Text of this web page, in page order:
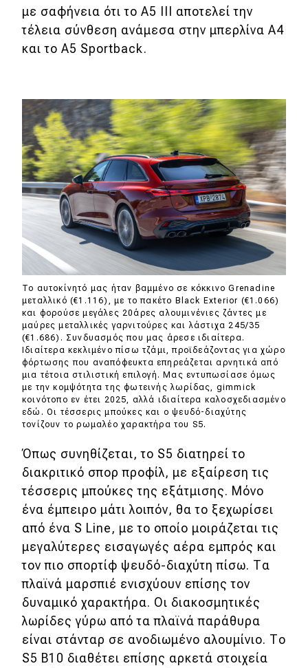
με σαφήνεια ότι το A5 III αποτελεί την
τέλεια σύνθεση ανάμεσα στην μπερλίνα A4
και το A5 Sportback.
To αυτοκίνητό μας ήταν βαμμένο σε κόκκινο Grenadine
μεταλλικό (€1.116), με το πακέτο Black Exterior (€1.066)
και φορούσε μεγάλες 20άρες αλουμινένιες ζάντες με
μαύρες μεταλλικές γαρνιτούρες και λάστιχα 245/35
(€1.686). Συνδυασμός που μας άρεσε ιδιαίτερα.
Ιδιαίτερα κεκλιμένο πίσω τζάμι, προϊδεάζοντας για χώρο
φόρτωσης που αναπόφευκτα επηρεάζεται αρνητικά από
μια τέτοια στιλιστική επιλογή. Μας εντυπωσίασε όμως
με την κομψότητα της φωτεινής λωρίδας, gimmick
κοινότοπο εν έτει 2025, αλλά ιδιαίτερα καλοσχεδιασμένο
εδώ. Οι τέσσερις μπούκες και ο ψευδό-διαχύτης
τονίζουν το ρωμαλέο χαρακτήρα του S5.
Όπως συνηθίζεται, το S5 διατηρεί το
διακριτικό σπορ προφίλ, με εξαίρεση τις
τέσσερις μπούκες της εξάτμισης. Μόνο
ένα έμπειρο μάτι λοιπόν, θα το ξεχωρίσει
από ένα S Line, με το οποίο μοιράζεται τις
μεγαλύτερες εισαγωγές αέρα εμπρός και
τον πιο σπορτίφ ψευδό-διαχύτη πίσω. Τα
πλαϊνά μαρσπιέ ενισχύουν επίσης τον
δυναμικό χαρακτήρα. Οι διακοσμητικές
λωρίδες γύρω από τα πλαϊνά παράθυρα
είναι στάνταρ σε ανοδιωμένο αλουμίνιο. Το
S5 B10 διαθέτει επίσης αρκετά στοιχεία